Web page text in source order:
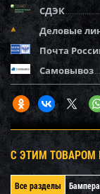
СДЭК
Деловые
Почта
Самовывоз
С ЭТИМ
Все разделы Бампера